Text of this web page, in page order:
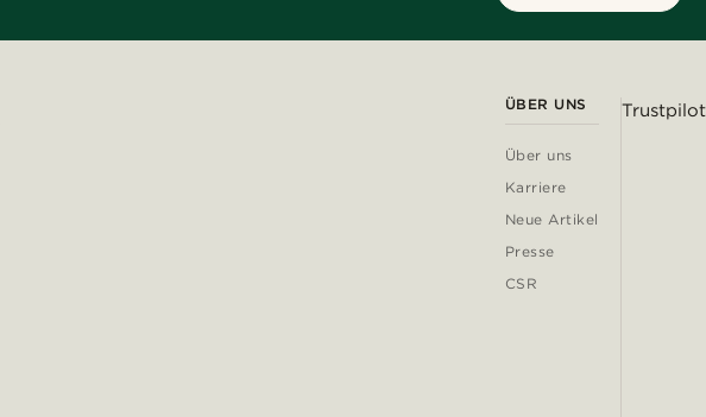
ÜBER UNS
Über uns
Karriere
Neue Artikel
Presse
CSR
Trustpilot